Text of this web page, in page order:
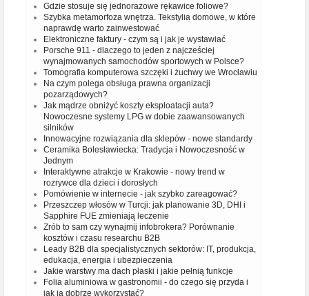
Gdzie stosuje się jednorazowe rękawice foliowe?
Szybka metamorfoza wnętrza. Tekstylia domowe, w które
naprawdę warto zainwestować
Elektroniczne faktury - czym są i jak je wystawiać
Porsche 911 - dlaczego to jeden z najcześciej
wynajmowanych samochodów sportowych w Polsce?
Tomografia komputerowa szczęki i żuchwy we Wrocławiu
Na czym polega obsługa prawna organizacji
pozarządowych?
Jak mądrze obniżyć koszty eksploatacji auta?
Nowoczesne systemy LPG w dobie zaawansowanych
silników
Innowacyjne rozwiązania dla sklepów - nowe standardy
Ceramika Bolesławiecka: Tradycja i Nowoczesność w
Jednym
Interaktywne atrakcje w Krakowie - nowy trend w
rozrywce dla dzieci i dorosłych
Pomówienie w internecie - jak szybko zareagować?
Przeszczep włosów w Turcji: jak planowanie 3D, DHI i
Sapphire FUE zmieniają leczenie
Zrób to sam czy wynajmij infobrokera? Porównanie
kosztów i czasu researchu B2B
Leady B2B dla specjalistycznych sektorów: IT, produkcja,
edukacja, energia i ubezpieczenia
Jakie warstwy ma dach płaski i jakie pełnią funkcje
Folia aluminiowa w gastronomii - do czego się przyda i
jak ją dobrze wykorzystać?